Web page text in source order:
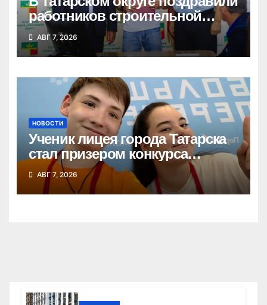
работников строительной
отрасли
АВГ 7, 2026
НОВОСТИ
Ученик лицея города Татарска
стал призером конкурса
«Большая перемена»
АВГ 7, 2026